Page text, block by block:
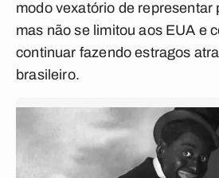
modo vexatório de representar
mas não se limitou aos EUA e
continuar fazendo estragos
brasileiro.